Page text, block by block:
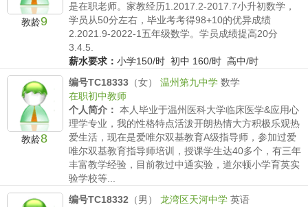
教龄9
是在职老师。家教经历1.2017.2-2017.7小升初数学，
学员从50分左右，毕业考考得98+10的优异成绩
2.2021.9-2022-1五年级数学。学员成绩提高20分
3.4.5.
薪水要求： 小学150/时 初中 160/时 高中/时
教龄8
编号TC18333 （女） 温州第九中学 数学
在职初中教师
个人简介： 本人毕业于温州医科大学临床医学&应用心
理学专业，我的性格特点活泼开朗热情大方积极乐观热
爱生活，现在是爱唯尔双基教育A级指导师，参加过爱
唯尔双基教育指导师培训，授课学生达40多个，有三年
丰富教学经验，目前教过中通实验，道尔顿小学育英实
验学校等...
编号TC18332 （男） 龙湾区天河中学 英语